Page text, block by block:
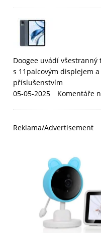
Doogee uvádí všestranný
s 11palcovým displejem
příslušenstvím
05-05-2025
Komentáře
Reklama/Advertisement